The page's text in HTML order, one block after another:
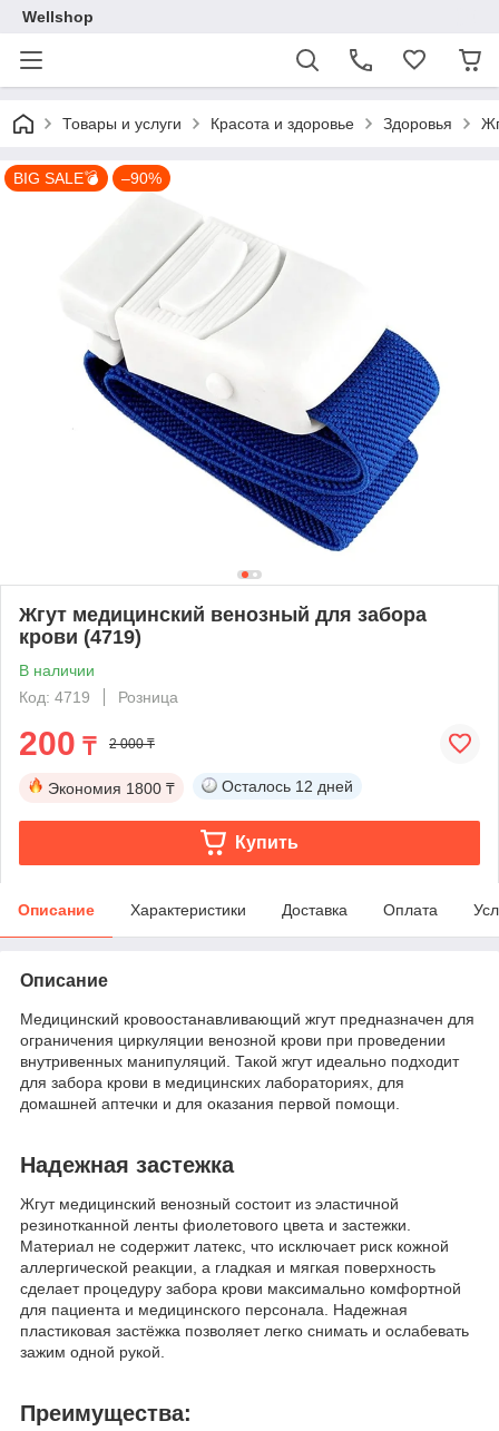
Wellshop
Товары и услуги Красота и здоровье Здоровья
BIG SALE💣 –90%
Жгут медицинский венозный для забора
крови (4719)
В наличии
Код: 4719
Розница
200 ₸ 2 000 ₸
Экономия 1800 ₸ Осталось 12 дней
Купить
Описание Характеристики Доставка Оплата
Описание
Медицинский кровоостанавливающий жгут предназначен для
ограничения циркуляции венозной крови при проведении
внутривенных манипуляций. Такой жгут идеально подходит
для забора крови в медицинских лабораториях, для
домашней аптечки и для оказания первой помощи.
Надежная застежка
Жгут медицинский венозный состоит из эластичной
резинотканной ленты фиолетового цвета и застежки.
Материал не содержит латекс, что исключает риск кожной
аллергической реакции, а гладкая и мягкая поверхность
сделает процедуру забора крови максимально комфортной
для пациента и медицинского персонала. Надежная
пластиковая застёжка позволяет легко снимать и ослабевать
зажим одной рукой.
Преимущества: